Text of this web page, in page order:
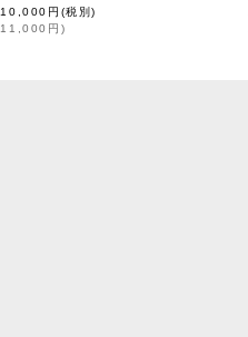
10,000 円 (税別)
11,000 円 )